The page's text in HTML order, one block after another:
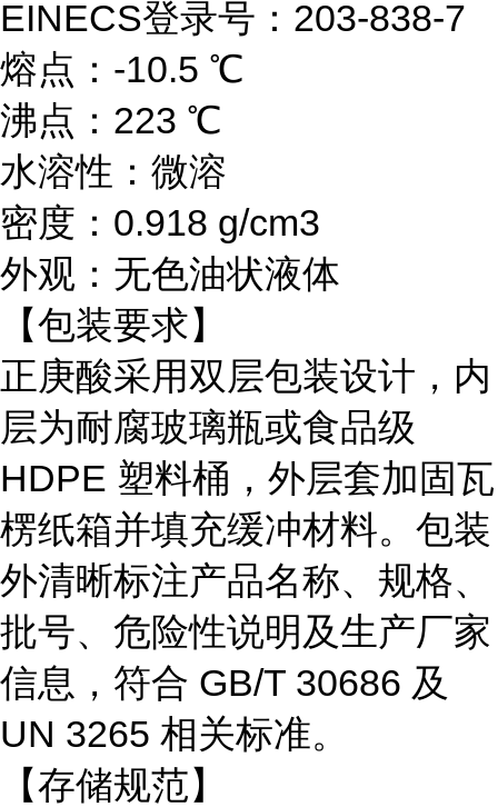
EINECS登录号：203-838-7
熔点：-10.5 ℃
沸点：223 ℃
水溶性：微溶
密度：0.918 g/cm3
外观：无色油状液体
【包装要求】
正庚酸采用双层包装设计，内
层为耐腐玻璃瓶或食品级
HDPE 塑料桶，外层套加固瓦
楞纸箱并填充缓冲材料。包装
外清晰标注产品名称、规格、
批号、危险性说明及生产厂家
信息，符合 GB/T 30686 及
UN 3265 相关标准。
【存储规范】